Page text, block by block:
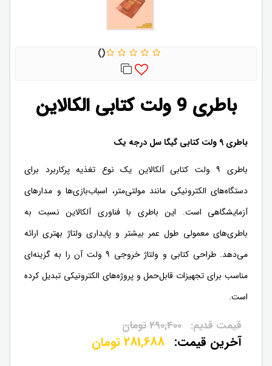
باطری 9 ولت کتابی الکالاین
باطری 9 ولت کتابی گیگا سل درجه یک
باطری ۹ ولت کتابی آلکالاین یک نوع تغذیه پرکاربرد برای
دستگاه‌های الکترونیکی مانند مولتی‌متر، اسباب‌بازی‌ها و مدارهای
آزمایشگاهی است. این باطری با فناوری آلکالاین نسبت به
باطری‌های معمولی طول عمر بیشتر و پایداری ولتاژ بهتری ارائه
می‌دهد. طراحی کتابی و ولتاژ خروجی ۹ ولت آن را به گزینه‌ای
مناسب برای تجهیزات قابل‌حمل و پروژه‌های الکترونیکی تبدیل کرده
است.
281,688تومان
290,400تومان